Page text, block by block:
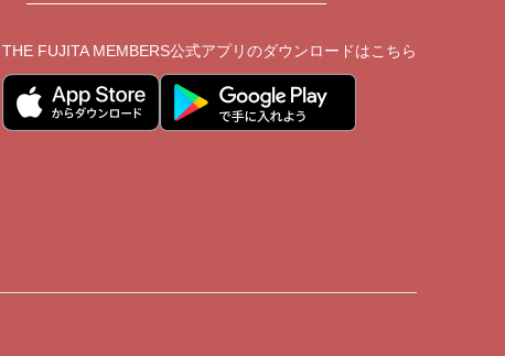
THE FUJITA MEMBERS公式アプリのダウンロードはこちら